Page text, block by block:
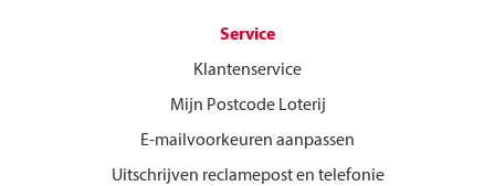
Service
Klantenservice
Mijn Postcode Loterij
E-mailvoorkeuren aanpassen
Uitschrijven reclamepost en telefonie